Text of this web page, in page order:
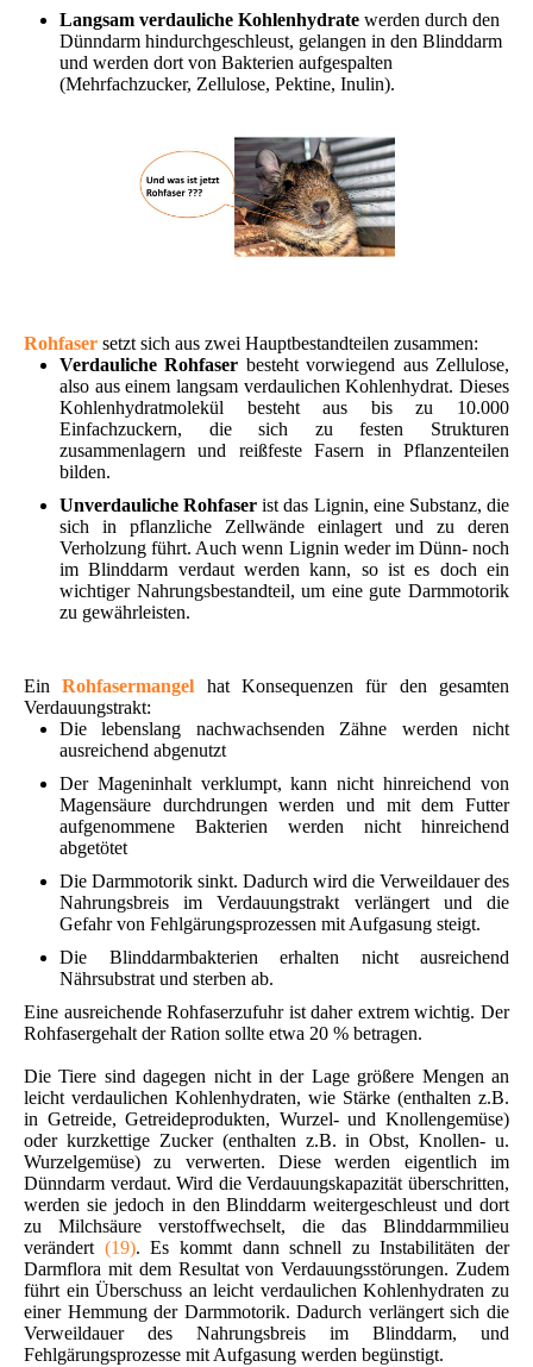
Langsam verdauliche Kohlenhydrate werden durch den
Dünndarm hindurchgeschleust, gelangen in den Blinddarm
und werden dort von Bakterien aufgespalten
(Mehrfachzucker, Zellulose, Pektine, Inulin).
Rohfaser setzt sich aus zwei Hauptbestandteilen zusammen:
Verdauliche Rohfaser besteht vorwiegend aus Zellulose,
also aus einem langsam verdaulichen Kohlenhydrat. Dieses
Kohlenhydratmolekül besteht aus bis zu 10.000
Einfachzuckern, die sich zu festen Strukturen
zusammenlagern und reißfeste Fasern in Pflanzenteilen
bilden.
Unverdauliche Rohfaser ist das Lignin, eine Substanz, die
sich in pflanzliche Zellwände einlagert und zu deren
Verholzung führt. Auch wenn Lignin weder im Dünn- noch
im Blinddarm verdaut werden kann, so ist es doch ein
wichtiger Nahrungsbestandteil, um eine gute Darmmotorik
zu gewährleisten.
EinRohfasermangel hat Konsequenzen für den gesamten
Verdauungstrakt:
Die lebenslang nachwachsenden Zähne werden nicht
ausreichend abgenutzt
Der Mageninhalt verklumpt, kann nicht hinreichend von
Magensäure durchdrungen werden und mit dem Futter
aufgenommene Bakterien werden nicht hinreichend
abgetötet
Die Darmmotorik sinkt. Dadurch wird die Verweildauer des
Nahrungsbreis im Verdauungstrakt verlängert und die
Gefahr von Fehlgärungsprozessen mit Aufgasung steigt.
Die Blinddarmbakterien erhalten nicht ausreichend
Nährsubstrat und sterben ab.
Eine ausreichende Rohfaserzufuhr ist daher extrem wichtig. Der
Rohfasergehalt der Ration sollte etwa 20 % betragen.
Die Tiere sind dagegen nicht in der Lage größere Mengen an
leicht verdaulichen Kohlenhydraten, wie Stärke (enthalten z.B.
in Getreide, Getreideprodukten, Wurzel- und Knollengemüse)
oder kurzkettige Zucker (enthalten z.B. in Obst, Knollen- u.
Wurzelgemüse) zu verwerten. Diese werden eigentlich im
Dünndarm verdaut. Wird die Verdauungskapazität überschritten,
werden sie jedoch in den Blinddarm weitergeschleust und dort
zu Milchsäure verstoffwechselt, die das Blinddarmmilieu
verändert (19). Es kommt dann schnell zu Instabilitäten der
Darmflora mit dem Resultat von Verdauungsstörungen. Zudem
führt ein Überschuss an leicht verdaulichen Kohlenhydraten zu
einer Hemmung der Darmmotorik. Dadurch verlängert sich die
Verweildauer des Nahrungsbreis im Blinddarm, und
Fehlgärungsprozesse mit Aufgasung werden begünstigt.